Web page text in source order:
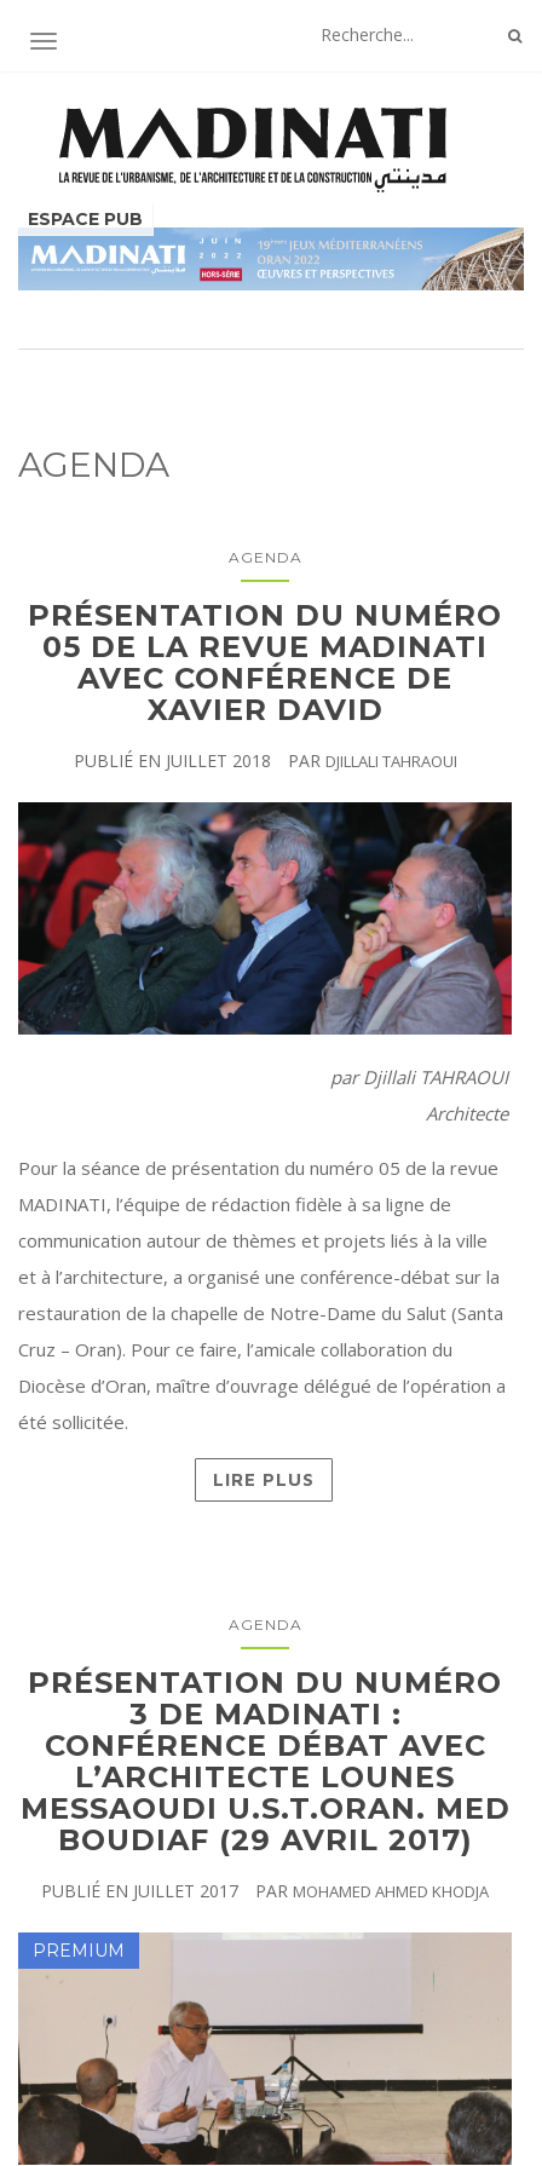
AFFICHER/MASQUER LA NAVIGATION
AGENDA
AGENDA
PRÉSENTATION DU NUMÉRO
05 DE LA REVUE MADINATI
AVEC CONFÉRENCE DE
XAVIER DAVID
PUBLIÉ EN JUILLET 2018 PAR DJILLALI TAHRAOUI
par Djillali TAHRAOUI
Architecte
Pour la séance de présentation du numéro 05 de la revue
MADINATI, l’équipe de rédaction fidèle à sa ligne de
communication autour de thèmes et projets liés à la ville
et à l’architecture, a organisé une conférence-débat sur la
restauration de la chapelle de Notre-Dame du Salut (Santa
Cruz – Oran). Pour ce faire, l’amicale collaboration du
Diocèse d’Oran, maître d’ouvrage délégué de l’opération a
été sollicitée.
LIRE PLUS
AGENDA
PRÉSENTATION DU NUMÉRO
3 DE MADINATI :
CONFÉRENCE DÉBAT AVEC
L’ARCHITECTE LOUNES
MESSAOUDI U.S.T.ORAN. MED
BOUDIAF (29 AVRIL 2017)
PUBLIÉ EN JUILLET 2017 PAR MOHAMED AHMED KHODJA